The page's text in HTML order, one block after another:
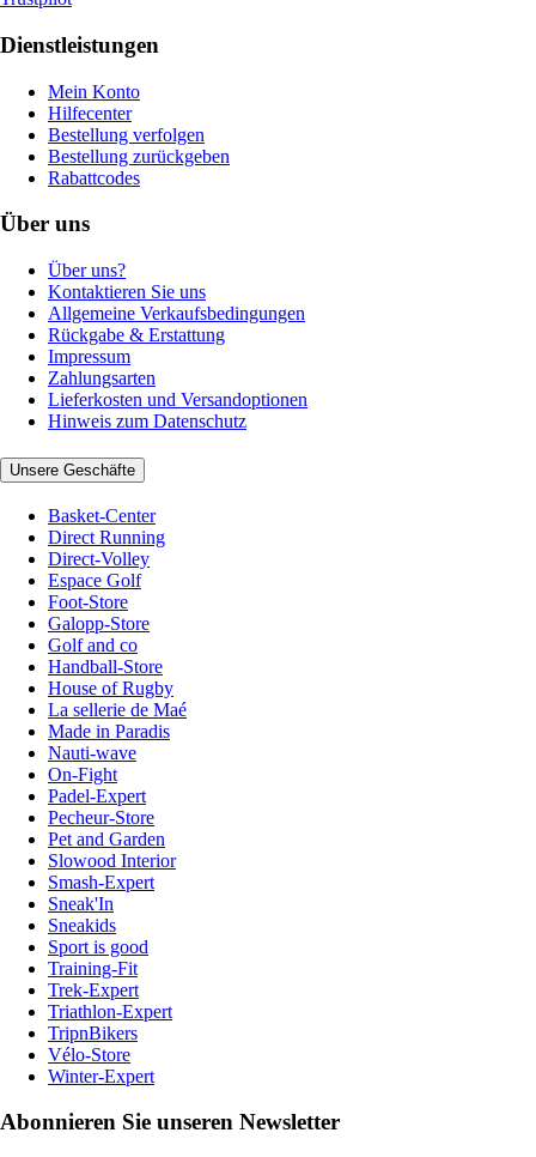
Dienstleistungen
Mein Konto
Hilfecenter
Bestellung verfolgen
Bestellung zurückgeben
Rabattcodes
Über uns
Über uns?
Kontaktieren Sie uns
Allgemeine Verkaufsbedingungen
Rückgabe & Erstattung
Impressum
Zahlungsarten
Lieferkosten und Versandoptionen
Hinweis zum Datenschutz
Unsere Geschäfte
Basket-Center
Direct Running
Direct-Volley
Espace Golf
Foot-Store
Galopp-Store
Golf and co
Handball-Store
House of Rugby
La sellerie de Maé
Made in Paradis
Nauti-wave
On-Fight
Padel-Expert
Pecheur-Store
Pet and Garden
Slowood Interior
Smash-Expert
Sneak'In
Sneakids
Sport is good
Training-Fit
Trek-Expert
Triathlon-Expert
TripnBikers
Vélo-Store
Winter-Expert
Abonnieren Sie unseren Newsletter